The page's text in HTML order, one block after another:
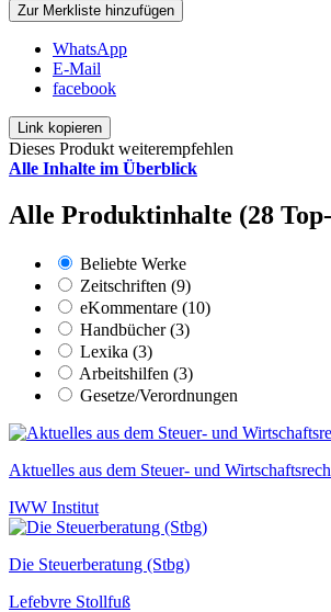
Zur Merkliste hinzufügen
WhatsApp
E-Mail
facebook
Link kopieren
Dieses Produkt weiterempfehlen
Alle Inhalte im Überblick
Alle Produktinhalte (28
Beliebte Werke
Zeitschriften (9)
eKommentare (10)
Handbücher (3)
Lexika (3)
Arbeitshilfen (3)
Gesetze/Verordnungen
Aktuelles aus dem Steuer- und
IWW Institut
Die Steuerberatung (Stbg)
Lefebvre Stollfuß